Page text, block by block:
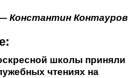
Константин Контауров
школы приняли
чтениях на